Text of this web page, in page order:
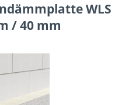
WLS
/ 40 mm